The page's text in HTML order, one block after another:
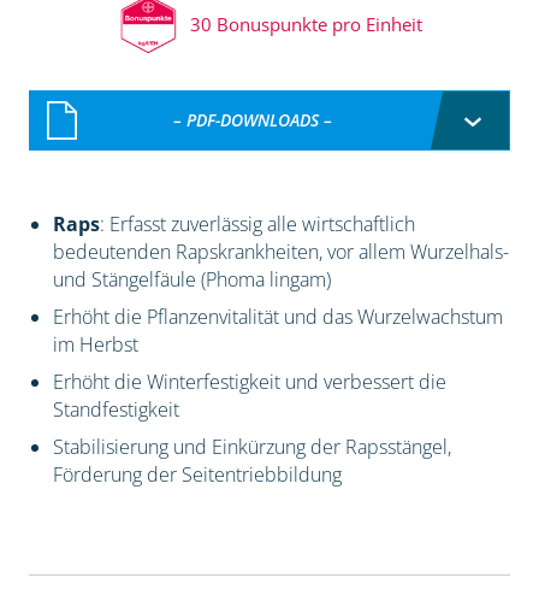
30 Bonuspunkte pro Einheit
– PDF-DOWNLOADS –
Raps: Erfasst zuverlässig alle wirtschaftlich
bedeutenden Rapskrankheiten, vor allem Wurzelhals-
und Stängelfäule (Phoma lingam)
Erhöht die Pflanzenvitalität und das Wurzelwachstum
im Herbst
Erhöht die Winterfestigkeit und verbessert die
Standfestigkeit
Stabilisierung und Einkürzung der Rapsstängel,
Förderung der Seitentriebbildung